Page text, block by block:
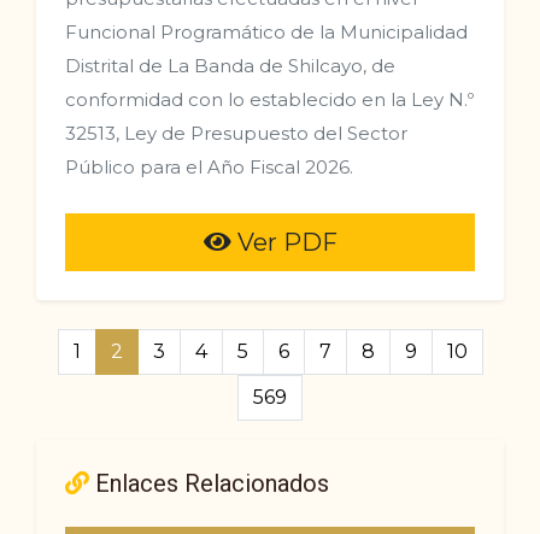
Funcional Programático de la Municipalidad
Distrital de La Banda de Shilcayo, de
conformidad con lo establecido en la Ley N.º
32513, Ley de Presupuesto del Sector
Público para el Año Fiscal 2026.
Ver PDF
1 2 3 4 5 6 7 8 9
10
569
Enlaces Relacionados